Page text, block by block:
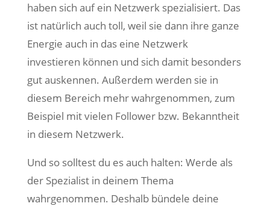
haben sich auf ein Netzwerk spezialisiert. Das
ist natürlich auch toll, weil sie dann ihre ganze
Energie auch in das eine Netzwerk
investieren können und sich damit besonders
gut auskennen. Außerdem werden sie in
diesem Bereich mehr wahrgenommen, zum
Beispiel mit vielen Follower bzw. Bekanntheit
in diesem Netzwerk.
Und so solltest du es auch halten: Werde als
der Spezialist in deinem Thema
wahrgenommen. Deshalb bündele deine